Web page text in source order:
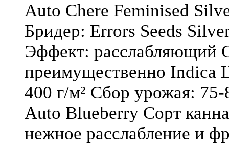
Auto Chere Feminised
Бридер: Errors Seeds
Эффект: расслабляющий
преимущественно Indica
400 г/м² Сбор урожая:
Auto Blueberry Сорт
нежное расслабление и